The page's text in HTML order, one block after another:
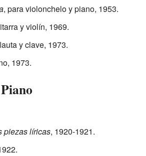
, para violonchelo y piano, 1953.
y violín, 1969.
y clave, 1973.
1973.
piezas líricas, 1920-1921.